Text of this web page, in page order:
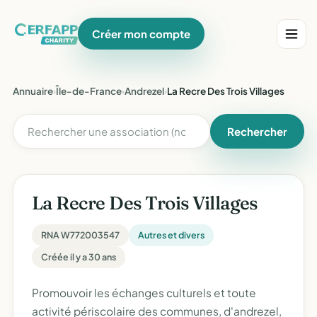
Créer mon compte
Annuaire›Île-de-France›Andrezel›La Recre Des Trois Villages
Rechercher
La Recre Des Trois Villages
RNA W772003547
Autres et divers
Créée il y a 30 ans
Promouvoir les échanges culturels et toute
activité périscolaire des communes, d'andrezel,